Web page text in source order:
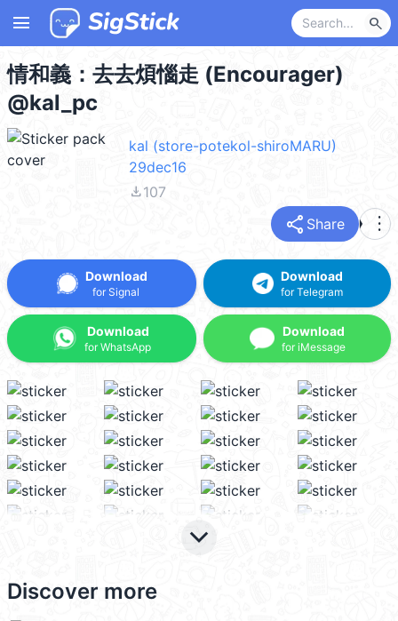
menu search
情和義：去去煩惱走 (Encourager)
@kal_pc
kal (store-potekol-shiroMARU)
29dec16
file_download107
share Share more_vert
Download
for Signal
Download
for WhatsApp
Download
for Telegram
Download
for iMessage
keyboard_arrow_down
Discover more